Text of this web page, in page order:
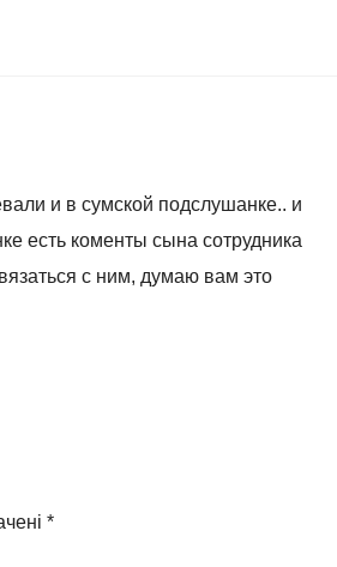
и в сумской подслушанке.. и
есть коменты сына сотрудника
с ним, думаю вам это
*